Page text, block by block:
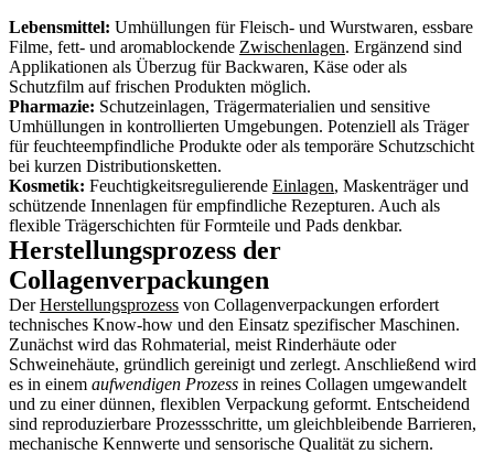
Lebensmittel: Umhüllungen für Fleisch- und Wurstwaren, essbare
Filme, fett- und aromablockende Zwischenlagen. Ergänzend sind
Applikationen als Überzug für Backwaren, Käse oder als
Schutzfilm auf frischen Produkten möglich.
Pharmazie: Schutzeinlagen, Trägermaterialien und sensitive
Umhüllungen in kontrollierten Umgebungen. Potenziell als Träger
für feuchteempfindliche Produkte oder als temporäre Schutzschicht
bei kurzen Distributionsketten.
Kosmetik: Feuchtigkeitsregulierende Einlagen, Maskenträger und
schützende Innenlagen für empfindliche Rezepturen. Auch als
flexible Trägerschichten für Formteile und Pads denkbar.
Herstellungsprozess der
Collagenverpackungen
DerHerstellungsprozess von Collagenverpackungen erfordert
technisches Know-how und den Einsatz spezifischer Maschinen.
Zunächst wird das Rohmaterial, meist Rinderhäute oder
Schweinehäute, gründlich gereinigt und zerlegt. Anschließend wird
es in einem aufwendigen Prozess in reines Collagen umgewandelt
und zu einer dünnen, flexiblen Verpackung geformt. Entscheidend
sind reproduzierbare Prozessschritte, um gleichbleibende Barrieren,
mechanische Kennwerte und sensorische Qualität zu sichern.